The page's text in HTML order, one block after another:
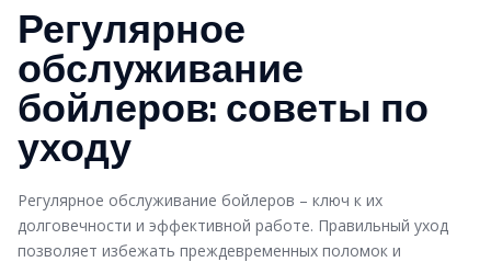
Регулярное
обслуживание
бойлеров: советы по
уходу
Регулярное обслуживание бойлеров – ключ к их
долговечности и эффективной работе. Правильный уход
позволяет избежать преждевременных поломок и